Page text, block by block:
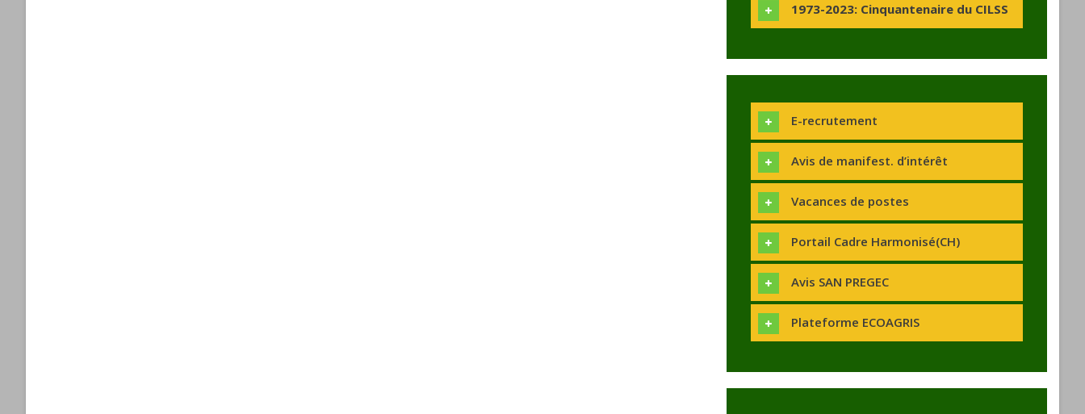
1973-2023: Cinquantenaire du CILSS
E-recrutement
Avis de manifest. d’intérêt
Vacances de postes
Portail Cadre Harmonisé(CH)
Avis SAN PREGEC
Plateforme ECOAGRIS